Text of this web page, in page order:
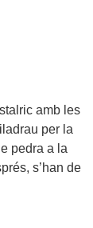
amb les
per la
pedra a la
s’han de